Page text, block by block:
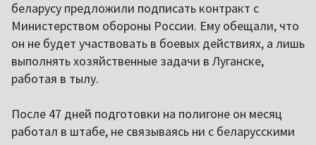
беларусу предложили подписать контракт с
Министерством обороны России. Ему обещали, что
он не будет участвовать в боевых действиях, а лишь
выполнять хозяйственные задачи в Луганске,
работая в тылу.
После 47 дней подготовки на полигоне он месяц
работал в штабе, не связываясь ни с беларусскими